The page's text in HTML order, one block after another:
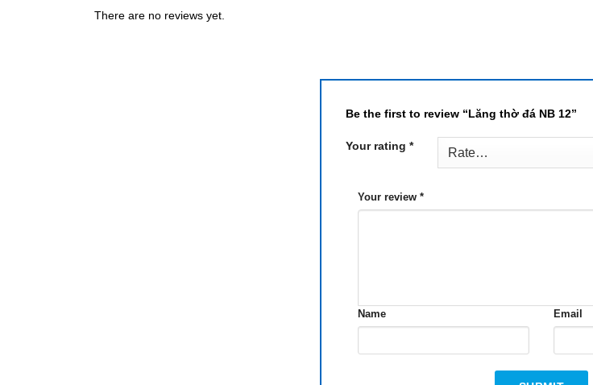
There are no reviews yet.
Be the first to review “Lăng thờ đá NB 12”
Your rating *
Your review *
Name Email